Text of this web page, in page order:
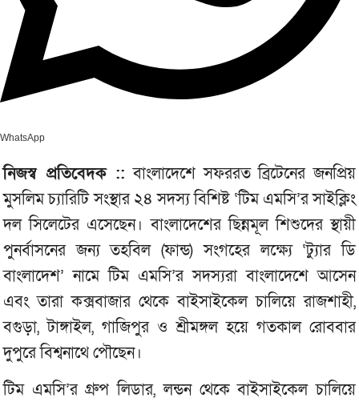
WhatsApp
নিজস্ব প্রতিবেদক :: বাংলাদেশে সফররত ব্রিটেনের জনপ্রিয়
মুসলিম চ্যারিটি সংস্থার ২৪ সদস্য বিশিষ্ট ‘টিম এমসি’র সাইক্লিং
দল সিলেটের এসেছেন। বাংলাদেশের ছিন্নমূল শিশুদের স্থায়ী
পুনর্বাসনের জন্য তহবিল (ফান্ড) সংগহের লক্ষ্যে ‘ট্যুার ডি
বাংলাদেশ’ নামে টিম এমসি’র সদস্যরা বাংলাদেশে আসেন
এবং তারা কক্সবাজার থেকে বাইসাইকেল চালিয়ে রাজশাহী,
বগুড়া, টাঙ্গাইল, গাজিপুর ও শ্রীমঙ্গল হয়ে গতকাল রোববার
দুপুরে বিশ্বনাথে পৌছেন।
টিম এমসি’র গ্রুপ লিডার, লন্ডন থেকে বাইসাইকেল চালিয়ে